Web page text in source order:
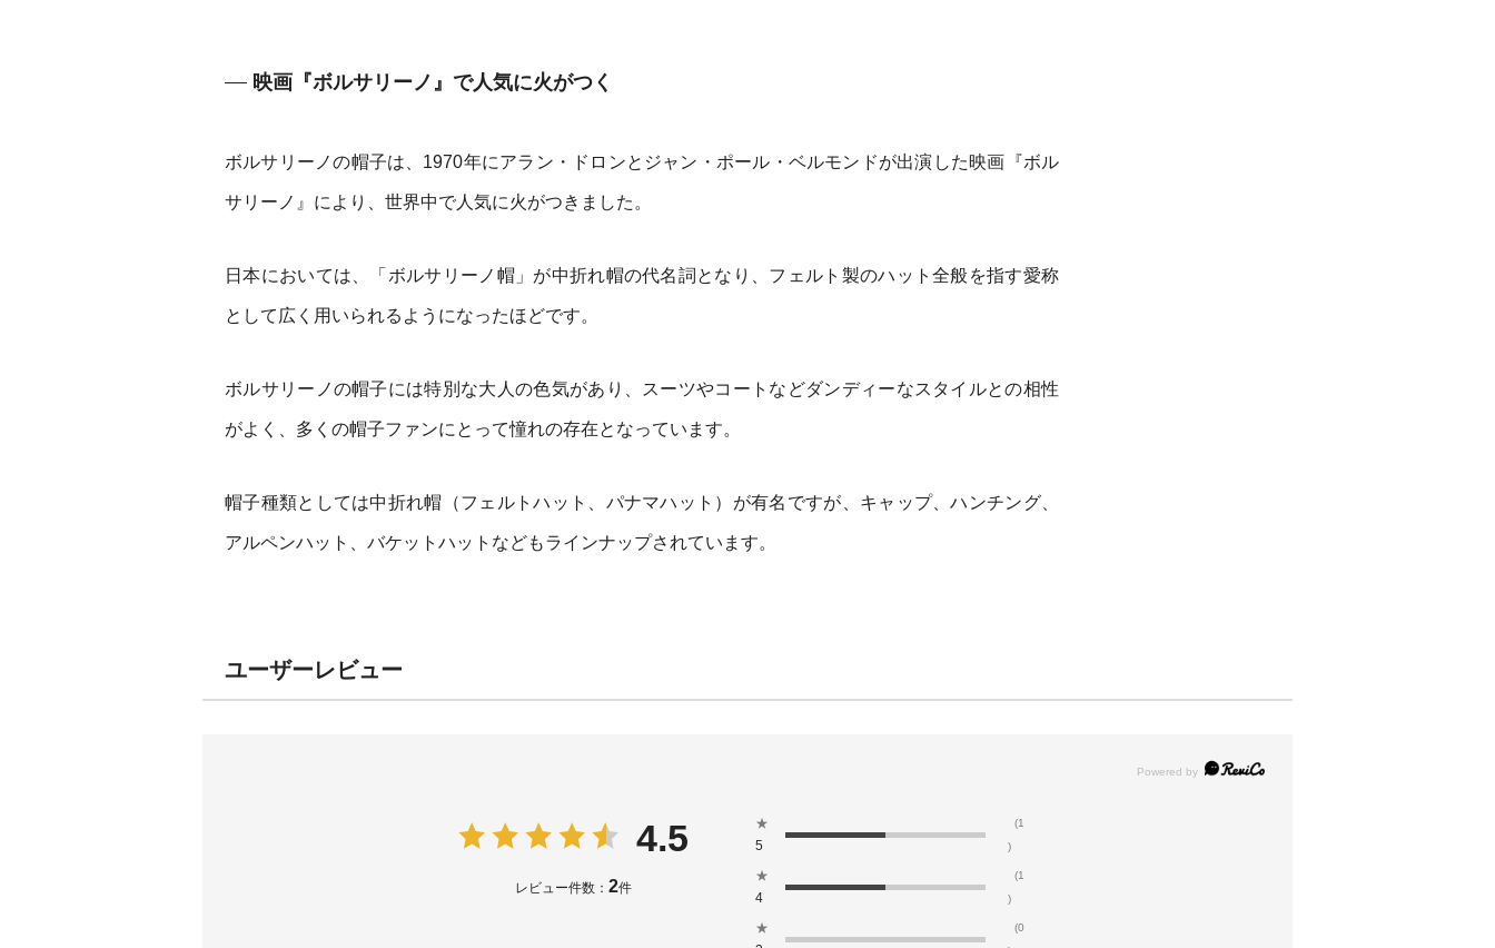
映画『ボルサリーノ』で人気に火がつく
ボルサリーノの帽子は、1970年にアラン・ドロンとジャン・ポール・ベルモンドが出演した映画『ボル
サリーノ』により、世界中で人気に火がつきました。
日本においては、「ボルサリーノ帽」が中折れ帽の代名詞となり、フェルト製のハット全般を指す愛称
として広く用いられるようになったほどです。
ボルサリーノの帽子には特別な大人の色気があり、スーツやコートなどダンディーなスタイルとの相性
がよく、多くの帽子ファンにとって憧れの存在となっています。
帽子種類としては中折れ帽（フェルトハット、パナマハット）が有名ですが、キャップ、ハンチング、
アルペンハット、バケットハットなどもラインナップされています。
ユーザーレビュー
4.5
レビュー件数： 2件
★
5
(1
)
★
4
(1
)
★
(0